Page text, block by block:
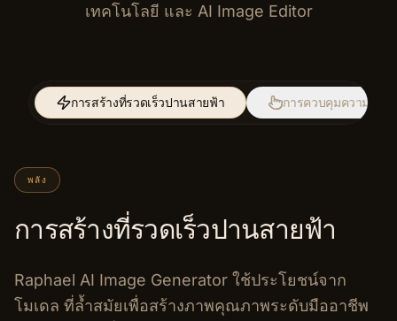
เทคโนโลยี และ AI Image Editor
การสร้างที่รวดเร็วปานสายฟ้า การควบคุมความคิดส
พลัง
การสร้างที่รวดเร็วปานสายฟ้า
Raphael AI Image Generator ใช้ประโยชน์จาก
โมเดล ที่ล้ำสมัยเพื่อสร้างภาพคุณภาพระดับมืออาชีพ